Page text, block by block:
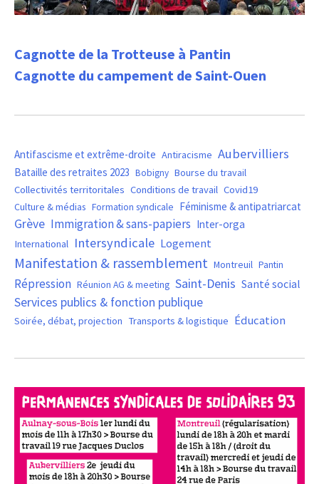
Cagnotte de la Trotteuse à Pantin
Cagnotte du campement de Saint-Ouen
Antifascisme et extrême-droite Antiracisme Aubervilliers
Bataille des retraites 2023 Bobigny Bourse du travail
Collectivités territoritales Conditions de travail Covid19
Culture & médias Formation syndicale Féminisme & antipatriarcat
Grève Immigration & sans-papiers Inter-orga
International Intersyndicale Logement
Manifestation & rassemblement Montreuil Pantin
Répression Réunion AG & meeting Saint-Denis Santé social
Services publics & fonction publique
Soirée, débat, projection Transports & logistique Éducation